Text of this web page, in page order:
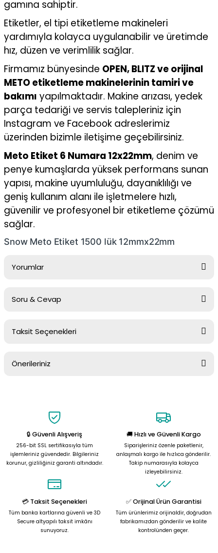
gamına sahiptir.
Etiketler, el tipi etiketleme makineleri
yardımıyla kolayca uygulanabilir ve üretimde
hız, düzen ve verimlilik sağlar.
Firmamız bünyesinde OPEN, BLITZ ve orijinal
METO etiketleme makinelerinin tamiri ve
bakımı yapılmaktadır. Makine arızası, yedek
parça tedariği ve servis talepleriniz için
Instagram ve Facebook adreslerimiz
üzerinden bizimle iletişime geçebilirsiniz.
Meto Etiket 6 Numara 12x22mm, denim ve
penye kumaşlarda yüksek performans sunan
yapısı, makine uyumluluğu, dayanıklılığı ve
geniş kullanım alanı ile işletmelere hızlı,
güvenilir ve profesyonel bir etiketleme çözümü
sağlar.
Snow Meto Etiket 1500 lük 12mmx22mm
Yorumlar
Soru & Cevap
Ürün hakkında henüz soru sorulmamış.
Taksit Seçenekleri
Önerileriniz
Görüş ve önerileriniz için teşekkür ederiz.
Ürün resmi kalitesiz, bozuk veya görüntülenemiyor.
Ürün açıklamasında eksik bilgiler bulunuyor.
Ürün bilgilerinde hatalar bulunuyor.
Ürün fiyatı diğer sitelerden daha pahalı.
🔒 Güvenli Alışveriş
256-bit SSL sertifikasıyla tüm
işlemleriniz güvendedir. Bilgileriniz
korunur, gizliliğiniz garanti altındadır.
🚚 Hızlı ve Güvenli Kargo
Siparişleriniz özenle paketlenir,
anlaşmalı kargo ile hızlıca gönderilir.
Takip numarasıyla kolayca
izleyebilirsiniz.
💳 Taksit Seçenekleri
Tüm banka kartlarına güvenli ve 3D
Secure altyapılı taksit imkânı
sunuyoruz.
✅ Orijinal Ürün Garantisi
Tüm ürünlerimiz orijinaldir, doğrudan
fabrikamızdan gönderilir ve kalite
kontrolünden geçer.